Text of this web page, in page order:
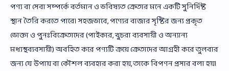
পণ্য বা সেবা সম্পর্কে বর্তমান ও ভবিষ্যত ক্রেতার মনে একটি সুনির্দিষ্ট
স্থান তৈরি করতে পারে। সহজভাবে, পণ্যের বাজার সৃষ্টির জন্য প্রকৃত
ভোক্তা ও পুনঃবিক্রেতাদের (পাইকার, খুচরা ব্যবসায়ী ও অন্যান্য
মধ্যস্থব্যবসায়ী) অবহিত করে পণ্যটি ক্রয়ে ক্রেতাদের আগ্রহী করে তুলবার
জন্য যে উপায় বা কৌশল ব্যবহার করা হয়, তাকে বিপণন প্রসার বলা হয়।